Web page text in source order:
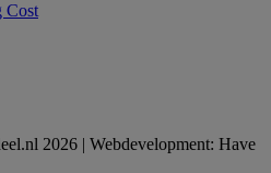
Cost
2026 | Webdevelopment: Have